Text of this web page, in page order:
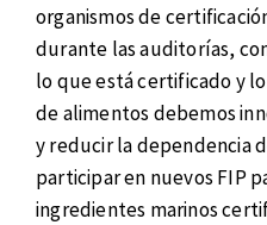
organismos de
durante las auditorías,
lo que está certificado y
de alimentos debemos
y reducir la dependencia
participar en nuevos FIP
ingredientes marinos